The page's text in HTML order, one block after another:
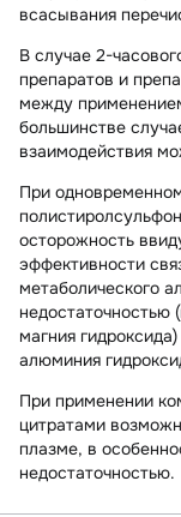
всасывания
В случае 2-
препаратов и
между
большинстве
взаимодействия
При
осторожность
эффективности
метаболического
недостаточностью
магния
алюминия
При применении
цитратами
плазме, в
недостаточностью.